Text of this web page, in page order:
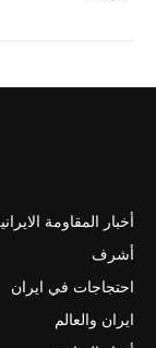
أخبار المقاومة
أشرف
احتجاجات في ايران
ايران والعالم